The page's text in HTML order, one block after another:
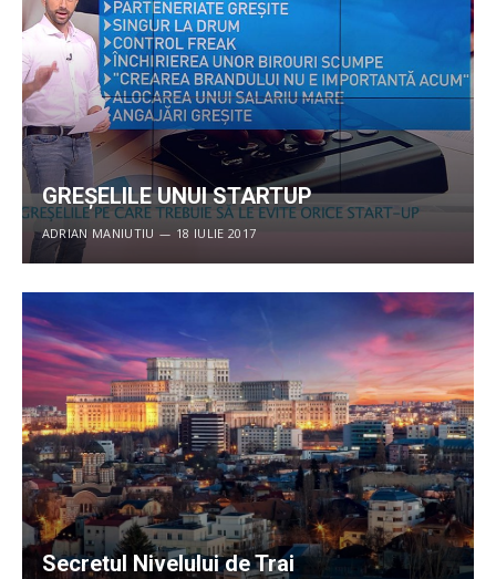
GREȘELILE UNUI STARTUP
ADRIAN MANIUTIU 18 IULIE 2017
Secretul Nivelului de Trai